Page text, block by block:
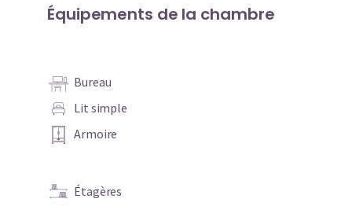
Équipements de la chambre
Bureau
Lit simple
Armoire
Étagères